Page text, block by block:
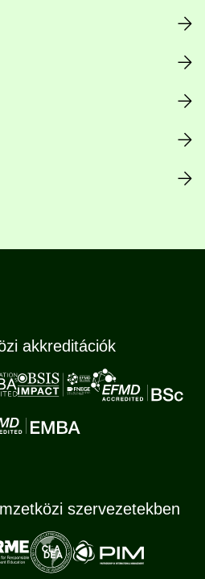
akkreditációk
szervezetekben